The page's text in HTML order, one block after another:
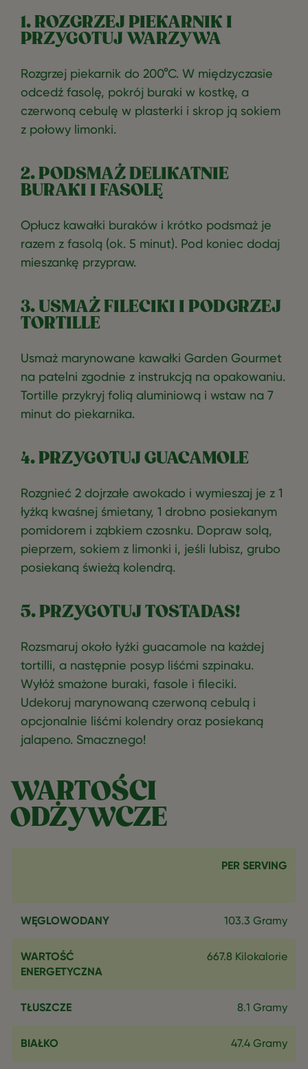
1. ROZGRZEJ PIEKARNIK I
PRZYGOTUJ WARZYWA
Rozgrzej piekarnik do 200°C. W międzyczasie
odcedź fasolę, pokrój buraki w kostkę, a
czerwoną cebulę w plasterki i skrop ją sokiem
z połowy limonki.
2. PODSMAŻ DELIKATNIE
BURAKI I FASOLĘ
Opłucz kawałki buraków i krótko podsmaż je
razem z fasolą (ok. 5 minut). Pod koniec dodaj
mieszankę przypraw.
3. USMAŻ FILECIKI I PODGRZEJ
TORTILLE
Usmaż marynowane kawałki Garden Gourmet
na patelni zgodnie z instrukcją na opakowaniu.
Tortille przykryj folią aluminiową i wstaw na 7
minut do piekarnika.
4. PRZYGOTUJ GUACAMOLE
Rozgnieć 2 dojrzałe awokado i wymieszaj je z 1
łyżką kwaśnej śmietany, 1 drobno posiekanym
pomidorem i ząbkiem czosnku. Dopraw solą,
pieprzem, sokiem z limonki i, jeśli lubisz, grubo
posiekaną świeżą kolendrą.
5. PRZYGOTUJ TOSTADAS!
Rozsmaruj około łyżki guacamole na każdej
tortilli, a następnie posyp liśćmi szpinaku.
Wyłóż smażone buraki, fasole i fileciki.
Udekoruj marynowaną czerwoną cebulą i
opcjonalnie liśćmi kolendry oraz posiekaną
jalapeno. Smacznego!
WARTOŚCI
ODŻYWCZE
PER SERVING
WĘGLOWODANY 103.3 Gramy
WARTOŚĆ
ENERGETYCZNA
667.8 Kilokalorie
TŁUSZCZE 8.1 Gramy
BIAŁKO 47.4 Gramy